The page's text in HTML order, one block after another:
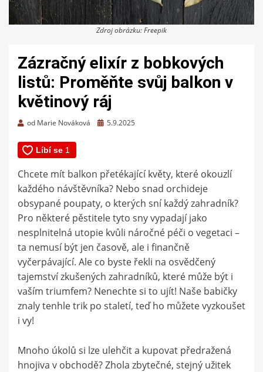
Zdroj obrázku: Freepik
Zázračný elixír z bobkových
listů: Proměňte svůj balkon v
květinový ráj
od Marie Nováková
Zveřejněno
5.9.2025
Chcete mít balkon přetékající květy, které okouzlí
každého návštěvníka? Nebo snad orchideje
obsypané poupaty, o kterých sní každý zahradník?
Pro některé pěstitele tyto sny vypadají jako
nesplnitelná utopie kvůli náročné péči o vegetaci –
ta nemusí být jen časově, ale i finančně
vyčerpávající. Ale co byste řekli na osvědčený
tajemství zkušených zahradníků, které může být i
vaším triumfem? Nenechte si to ujít! Naše babičky
znaly tenhle trik po staletí, teď ho můžete vyzkoušet
i vy!
Mnoho úkolů si lze ulehčit a kupovat předražená
hnojiva v obchodě? Zhola zbytečné, stejný užitek